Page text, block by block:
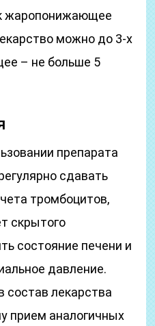
жаропонижающее
можно до 3-х
– не больше 5
препарата
сдавать
тромбоцитов,
скрытого
состояние печени и
давление.
состав лекарства
прием аналогичных